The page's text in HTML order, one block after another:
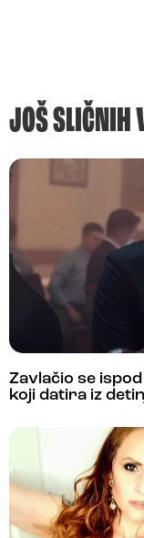
JOŠ SLIČNIH
Zavlačio se
koji datira iz